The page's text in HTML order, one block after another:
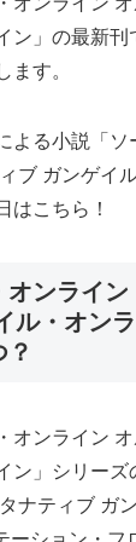
ン」の最新刊
ます。
よる小説「ソ
ブ ガンゲイ
はこちら！
オンライン
ル・オン
オンライン
ン」シリーズ
ナティブ ガ